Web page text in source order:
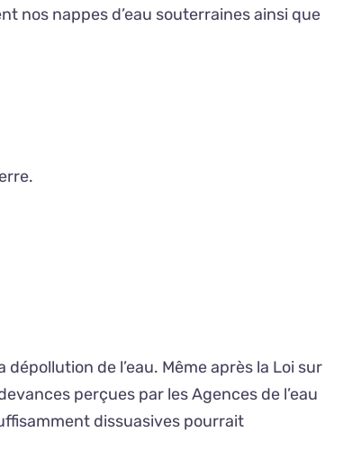
nos nappes d’eau souterraines ainsi que
de l’eau. Même après la Loi sur
perçues par les Agences de l’eau
dissuasives pourrait